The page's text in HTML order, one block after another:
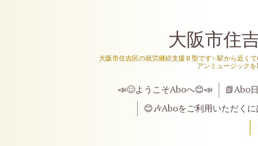
大阪市住
大阪市住吉区の就労継続支援Ｂ型です✨駅から近く
アンミュージック
📣😊ようこそAboへ😊📣 📗Abo
😊🎶Aboをご利用いただく